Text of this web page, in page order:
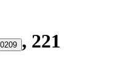
0209 , 221